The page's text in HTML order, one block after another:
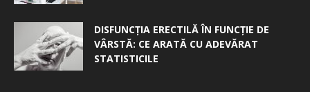
DISFUNCȚIA ERECTILĂ ÎN FUNCȚIE DE
VÂRSTĂ: CE ARATĂ CU ADEVĂRAT
STATISTICILE